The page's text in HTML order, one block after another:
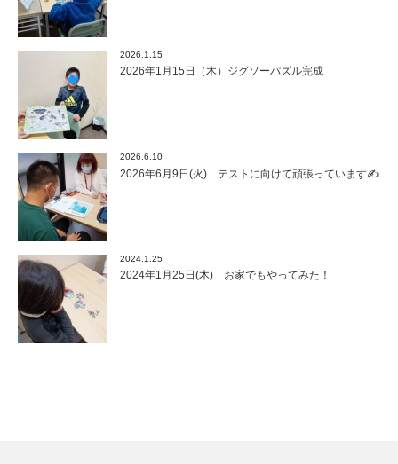
2026.1.15
2026年1月15日（木）ジグソーパズル完成
2026.6.10
2026年6月9日(火) テストに向けて頑張っています✍
2024.1.25
2024年1月25日(木) お家でもやってみた！